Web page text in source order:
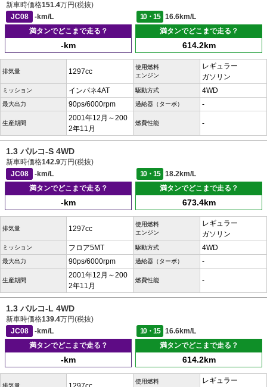
新車時価格151.4万円(税抜)
JC08
-km/L 10・15
16.6km/L
満タンでどこまで走る？
-km
満タンでどこまで走る？
614.2km
排気量 1297cc
使用燃料
エンジン
レギュラー
ガソリン
ミッション インパネ4AT 駆動方式 4WD
最大出力 90ps/6000rpm 過給器（ターボ） -
生産期間
2001年12月～200
2年11月
燃費性能 -
1.3 パルコ-S 4WD
新車時価格142.9万円(税抜)
JC08
-km/L 10・15
18.2km/L
満タンでどこまで走る？
-km
満タンでどこまで走る？
673.4km
排気量 1297cc
使用燃料
エンジン
レギュラー
ガソリン
ミッション フロア5MT 駆動方式 4WD
最大出力 90ps/6000rpm 過給器（ターボ） -
生産期間
2001年12月～200
2年11月
燃費性能 -
1.3 パルコ-L 4WD
新車時価格139.4万円(税抜)
JC08
-km/L 10・15
16.6km/L
満タンでどこまで走る？
-km
満タンでどこまで走る？
614.2km
排気量
使用燃料
レギュラー